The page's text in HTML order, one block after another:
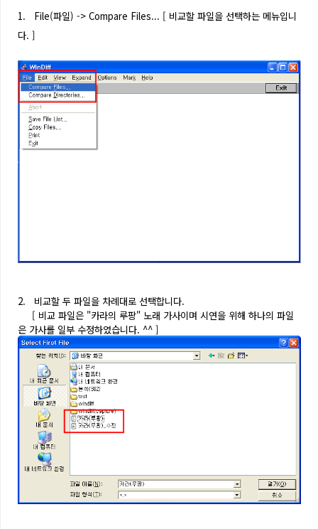
1. File(파일) -> Compare Files... [ 비교할 파일을 선택하는 메뉴입니
다. ]
2. 비교할 두 파일을 차례대로 선택합니다.
[ 비교 파일은 "카라의 루팡" 노래 가사이며 시연을 위해 하나의 파일
은 가사를 일부 수정하였습니다. ^^ ]